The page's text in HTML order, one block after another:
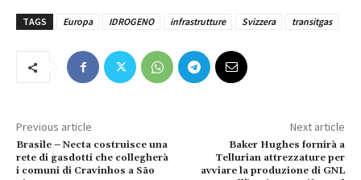
TAGS Europa IDROGENO infrastrutture Svizzera transitgas
Previous article
Brasile – Necta costruisce una
rete di gasdotti che collegherà
i comuni di Cravinhos a São
Next article
Baker Hughes fornirà a
Tellurian attrezzature per
avviare la produzione di GNL